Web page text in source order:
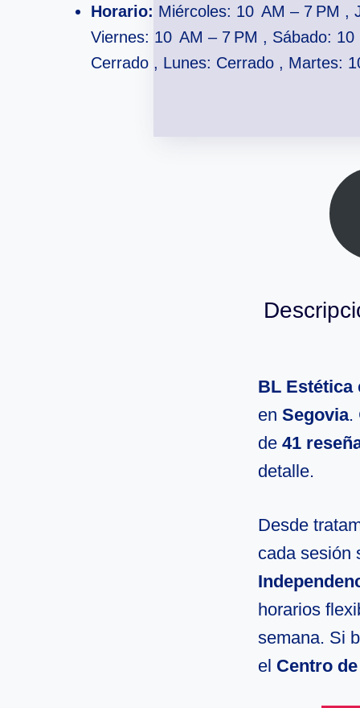
Horario: Miércoles: 10 AM – 7 PM ,
Viernes: 10 AM – 7 PM , Sábado:
Cerrado , Lunes: Cerrado , Martes:
BL Estética
en Segovia.
de 41
detalle.
Desde
cada sesión
horarios
semana. Si
el Centro